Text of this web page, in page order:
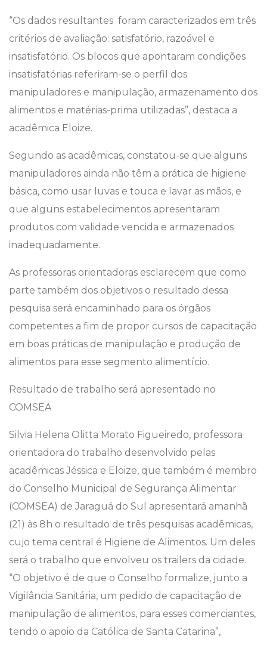
“Os dados resultantes foram caracterizados em três
critérios de avaliação: satisfatório, razoável e
insatisfatório. Os blocos que apontaram condições
insatisfatórias referiram-se o perfil dos
manipuladores e manipulação, armazenamento dos
alimentos e matérias-prima utilizadas”, destaca a
acadêmica Eloize.
Segundo as acadêmicas, constatou-se que alguns
manipuladores ainda não têm a prática de higiene
básica, como usar luvas e touca e lavar as mãos, e
que alguns estabelecimentos apresentaram
produtos com validade vencida e armazenados
inadequadamente.
As professoras orientadoras esclarecem que como
parte também dos objetivos o resultado dessa
pesquisa será encaminhado para os órgãos
competentes a fim de propor cursos de capacitação
em boas práticas de manipulação e produção de
alimentos para esse segmento alimentício.
Resultado de trabalho será apresentado no
COMSEA
Silvia Helena Olitta Morato Figueiredo, professora
orientadora do trabalho desenvolvido pelas
acadêmicas Jéssica e Eloize, que também é membro
do Conselho Municipal de Segurança Alimentar
(COMSEA) de Jaraguá do Sul apresentará amanhã
(21) às 8h o resultado de três pesquisas acadêmicas,
cujo tema central é Higiene de Alimentos. Um deles
será o trabalho que envolveu os trailers da cidade.
“O objetivo é de que o Conselho formalize, junto a
Vigilância Sanitária, um pedido de capacitação de
manipulação de alimentos, para esses comerciantes,
tendo o apoio da Católica de Santa Catarina”,